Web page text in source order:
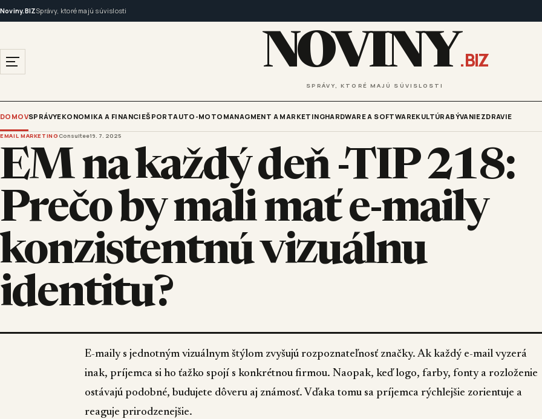
Noviny.BIZSprávy, ktoré majú súvislosti
NOVINY .BIZ
SPRÁVY, KTORÉ MAJÚ SÚVISLOSTI
DOMOVSPRÁVYEKONOMIKA A FINANCIEŠPORTAUTO-MOTO MANAGMENT A MARKETINGHARDWARE A SOFTWAREKULTÚRABÝVANIEZDRAVIE
EMAIL MARKETINGConsultee19. 7. 2025
EM na každý deň -TIP 218:
Prečo by mali mať e-maily
konzistentnú vizuálnu
identitu?
E-maily s jednotným vizuálnym štýlom zvyšujú rozpoznateľnosť značky. Ak každý e-mail vyzerá
inak, príjemca si ho ťažko spojí s konkrétnou firmou. Naopak, keď logo, farby, fonty a rozloženie
ostávajú podobné, budujete dôveru aj známosť. Vďaka tomu sa príjemca rýchlejšie zorientuje a
reaguje prirodzenejšie.